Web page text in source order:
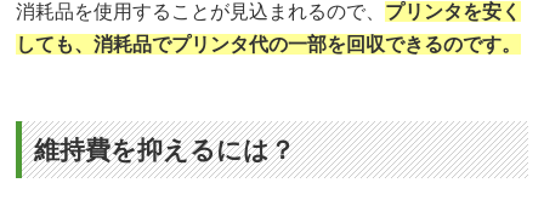
消耗品を使用することが見込まれるので、 プリンタを安く
しても、消耗品でプリンタ代の一部を回収できるのです。
維持費を抑えるには？